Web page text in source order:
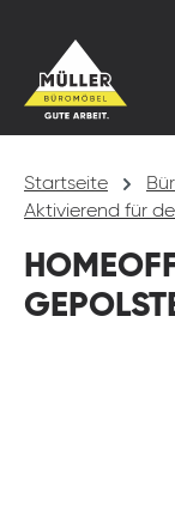
Startseite
Aktivierend für